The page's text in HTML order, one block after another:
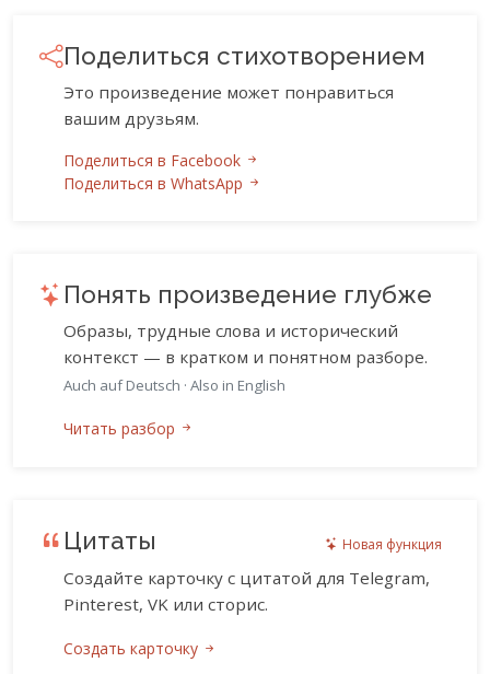
Поделиться стихотворением
Это произведение может понравиться
вашим друзьям.
Поделиться в Facebook
Поделиться в WhatsApp
Понять произведение глубже
Образы, трудные слова и исторический
контекст — в кратком и понятном разборе.
Auch auf Deutsch · Also in English
Читать разбор
Цитаты Новая функция
Создайте карточку с цитатой для Telegram,
Pinterest, VK или сторис.
Создать карточку